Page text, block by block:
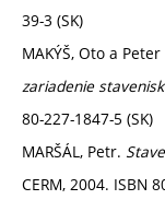
39-3 (SK)
MAKÝŠ, Oto a Peter
zariadenie
80-227-1847-5 (SK)
MARŠÁL, Petr.
CERM, 2004. ISBN